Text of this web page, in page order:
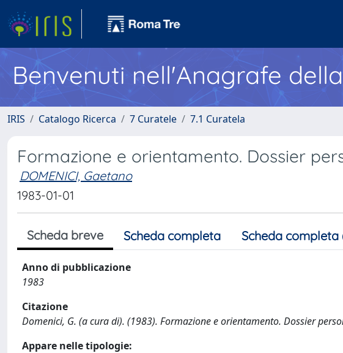
Benvenuti nell'Anagrafe
IRIS Catalogo Ricerca 7 Curatele 7.1 Curatela
Formazione e orientamento. Dossier
DOMENICI, Gaetano
1983-01-01
Scheda breve Scheda completa Scheda completa
Anno di pubblicazione
1983
Citazione
Domenici, G. (a cura di). (1983). Formazione e orientamento. Dossier
Appare nelle tipologie: